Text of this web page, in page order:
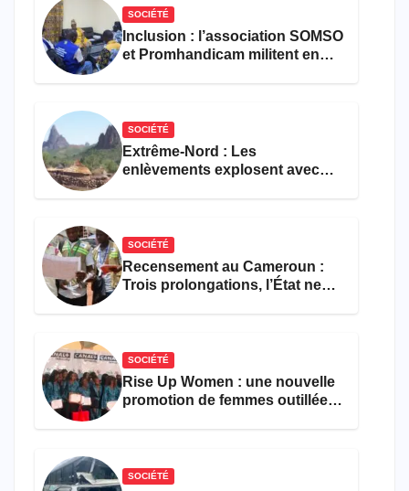
SOCIÉTÉ
Inclusion : l’association SOMSO
et Promhandicam militent en
SOCIÉTÉ
Extrême-Nord : Les
enlèvements explosent avec
SOCIÉTÉ
Recensement au Cameroun :
Trois prolongations, l’État ne
SOCIÉTÉ
Rise Up Women : une nouvelle
promotion de femmes outillées
SOCIÉTÉ